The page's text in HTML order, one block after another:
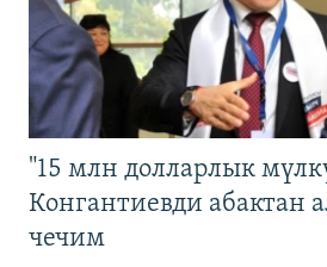
"15 млн долларлык
Конгантиевди абактан
чечим